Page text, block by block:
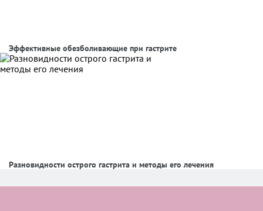
Эффективные обезболивающие при гастрите
Разновидности острого гастрита и методы его лечения